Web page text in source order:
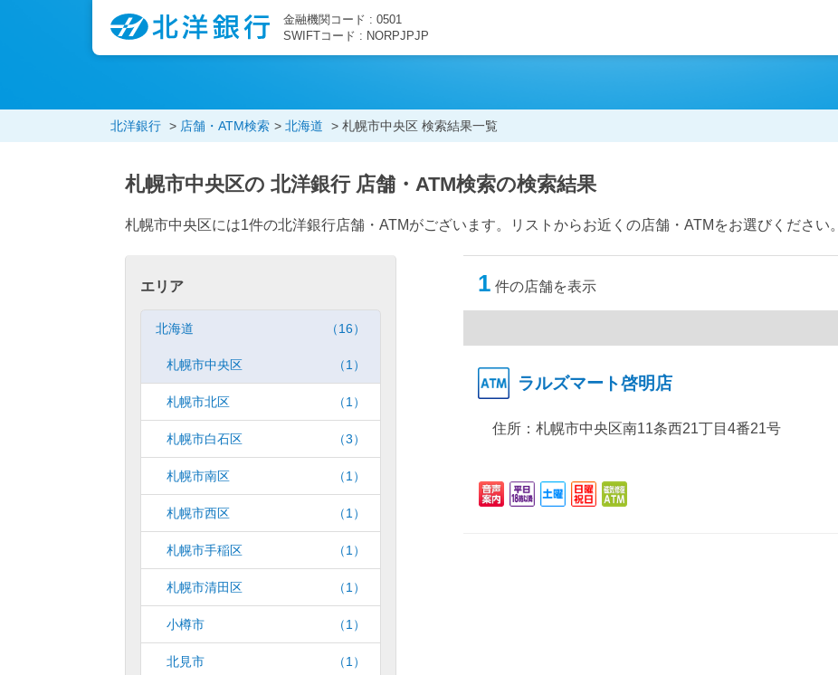
金融機関コード : 0501
SWIFTコード : NORPJPJP
北洋銀行 店舗・ATM検索 北海道 札幌市中央区 検索結果一覧
札幌市中央区の 北洋銀行 店舗・ATM検索の検索結果
札幌市中央区には1件の北洋銀行店舗・ATMがございます。リストからお近くの店舗・ATMをお選びください。
エリア
北海道 （16）
札幌市中央区 （1）
札幌市北区 （1）
札幌市白石区 （3）
札幌市南区 （1）
札幌市西区 （1）
札幌市手稲区 （1）
札幌市清田区 （1）
小樽市 （1）
北見市 （1）
1 件の店舗を表示
ラルズマート啓明店
住所： 札幌市中央区南11条西21丁目4番21号